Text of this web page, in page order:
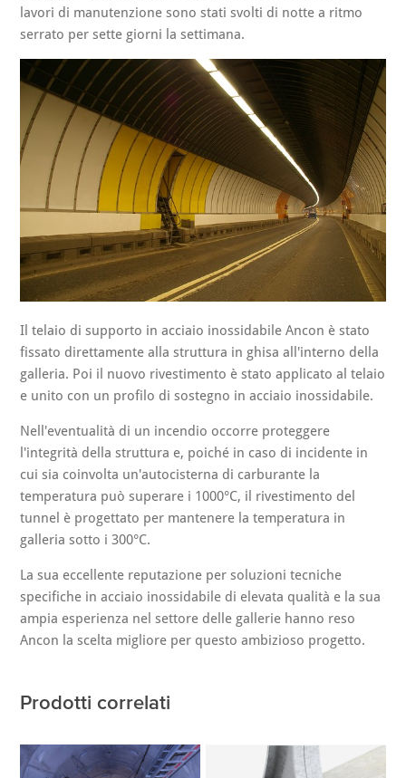
lavori di manutenzione sono stati svolti di notte a ritmo
serrato per sette giorni la settimana.
Il telaio di supporto in acciaio inossidabile Ancon è stato
fissato direttamente alla struttura in ghisa all'interno della
galleria. Poi il nuovo rivestimento è stato applicato al telaio
e unito con un profilo di sostegno in acciaio inossidabile.
Nell'eventualità di un incendio occorre proteggere
l'integrità della struttura e, poiché in caso di incidente in
cui sia coinvolta un'autocisterna di carburante la
temperatura può superare i 1000°C, il rivestimento del
tunnel è progettato per mantenere la temperatura in
galleria sotto i 300°C.
La sua eccellente reputazione per soluzioni tecniche
specifiche in acciaio inossidabile di elevata qualità e la sua
ampia esperienza nel settore delle gallerie hanno reso
Ancon la scelta migliore per questo ambizioso progetto.
Prodotti correlati